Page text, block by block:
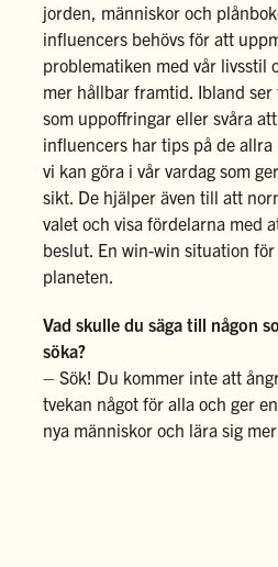
jorden, människor och
influencers behövs för att
problematiken med vår livsstil
mer hållbar framtid. Ibland
som uppoffringar eller svåra
influencers har tips på de
vi kan göra i vår vardag som
sikt. De hjälper även till att
valet och visa fördelarna med
beslut. En win-win situation
planeten.
Vad skulle du säga till någon
söka?
– Sök! Du kommer inte att
tvekan något för alla och ger
nya människor och lära sig